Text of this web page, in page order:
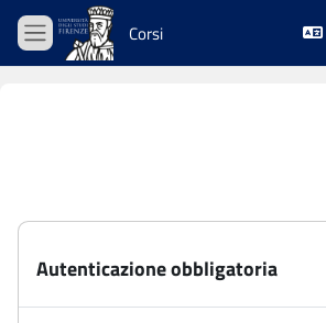
Vai al contenuto principale
Pannello laterale
Corsi
Autenticazione obbligatoria